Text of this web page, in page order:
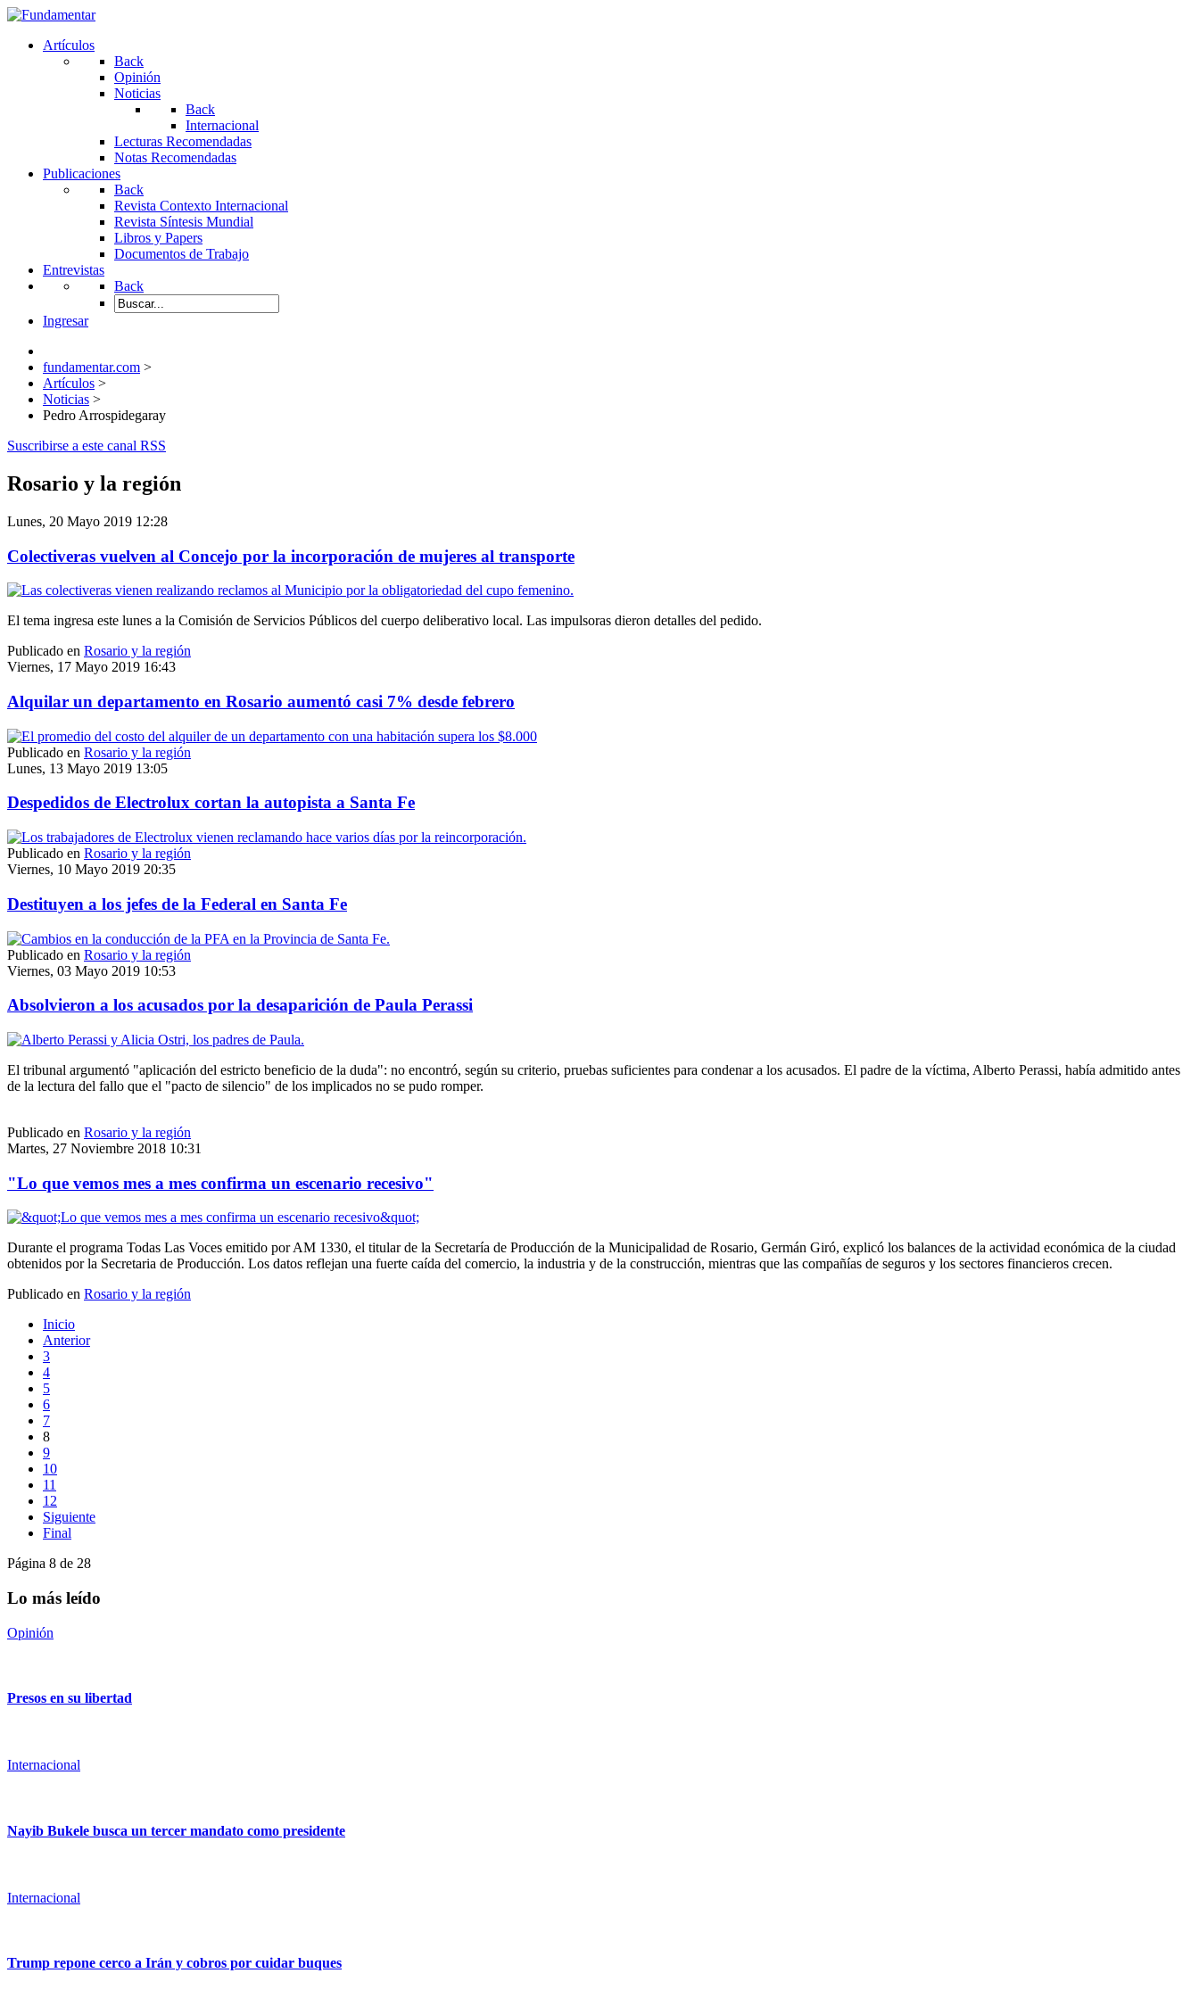
Artículos
Back
Opinión
Noticias
Back
Internacional
Lecturas Recomendadas
Notas Recomendadas
Publicaciones
Back
Revista Contexto Internacional
Revista Síntesis Mundial
Libros y Papers
Documentos de Trabajo
Entrevistas
Back
Ingresar
fundamentar.com >
Artículos >
Noticias >
Pedro Arrospidegaray
Suscribirse a este canal RSS
Rosario y la región
Lunes, 20 Mayo 2019 12:28
Colectiveras vuelven al Concejo por la incorporación de mujeres al transporte
El tema ingresa este lunes a la Comisión de Servicios Públicos del cuerpo deliberativo local. Las impulsoras dieron detalles del pedido.
Publicado en Rosario y la región
Viernes, 17 Mayo 2019 16:43
Alquilar un departamento en Rosario aumentó casi 7% desde febrero
Publicado en Rosario y la región
Lunes, 13 Mayo 2019 13:05
Despedidos de Electrolux cortan la autopista a Santa Fe
Publicado en Rosario y la región
Viernes, 10 Mayo 2019 20:35
Destituyen a los jefes de la Federal en Santa Fe
Publicado en Rosario y la región
Viernes, 03 Mayo 2019 10:53
Absolvieron a los acusados por la desaparición de Paula Perassi
El tribunal argumentó "aplicación del estricto beneficio de la duda": no encontró, según su criterio, pruebas suficientes para condenar a los acusados. El padre de la víctima, Alberto Perassi, había admitido antes
de la lectura del fallo que el "pacto de silencio" de los implicados no se pudo romper.
Publicado en Rosario y la región
Martes, 27 Noviembre 2018 10:31
"Lo que vemos mes a mes confirma un escenario recesivo"
Durante el programa Todas Las Voces emitido por AM 1330, el titular de la Secretaría de Producción de la Municipalidad de Rosario, Germán Giró, explicó los balances de la actividad económica de la ciudad
obtenidos por la Secretaria de Producción. Los datos reflejan una fuerte caída del comercio, la industria y de la construcción, mientras que las compañías de seguros y los sectores financieros crecen.
Publicado en Rosario y la región
Inicio
Anterior
3
4
5
6
7
8
9
10
11
12
Siguiente
Final
Página 8 de 28
Lo más leído
Opinión
Presos en su libertad
Internacional
Nayib Bukele busca un tercer mandato como presidente
Internacional
Trump repone cerco a Irán y cobros por cuidar buques